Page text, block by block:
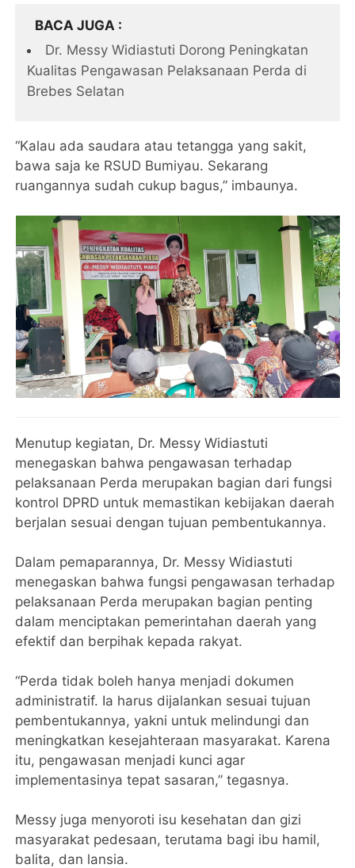
BACA JUGA
Dr. Messy Widiastuti Dorong Peningkatan
Kualitas Pengawasan Pelaksanaan Perda di
Brebes Selatan
“Kalau ada saudara atau tetangga yang sakit,
bawa saja ke RSUD Bumiyau. Sekarang
ruangannya sudah cukup bagus,” imbaunya.
Menutup kegiatan, Dr. Messy Widiastuti
menegaskan bahwa pengawasan terhadap
pelaksanaan Perda merupakan bagian dari fungsi
kontrol DPRD untuk memastikan kebijakan daerah
berjalan sesuai dengan tujuan pembentukannya.
Dalam pemaparannya, Dr. Messy Widiastuti
menegaskan bahwa fungsi pengawasan terhadap
pelaksanaan Perda merupakan bagian penting
dalam menciptakan pemerintahan daerah yang
efektif dan berpihak kepada rakyat.
“Perda tidak boleh hanya menjadi dokumen
administratif. Ia harus dijalankan sesuai tujuan
pembentukannya, yakni untuk melindungi dan
meningkatkan kesejahteraan masyarakat. Karena
itu, pengawasan menjadi kunci agar
implementasinya tepat sasaran,” tegasnya.
Messy juga menyoroti isu kesehatan dan gizi
masyarakat pedesaan, terutama bagi ibu hamil,
balita, dan lansia.